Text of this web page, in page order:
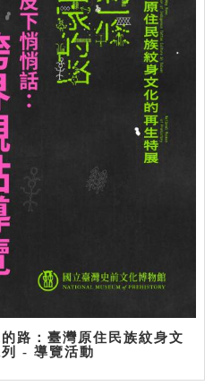
路：臺灣原住民族紋身文
- 導覽活動